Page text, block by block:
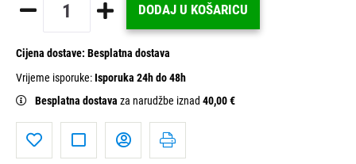
DODAJ U KOŠARICU
Cijena dostave: Besplatna dostava
Vrijeme isporuke:Isporuka 24h do 48h
Besplatna dostava za narudžbe iznad 40,00 €